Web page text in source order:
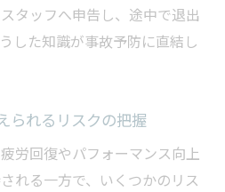
タッフへ申告し、途中で退出
した知識が事故予防に直結し
られるリスクの把握
労回復やパフォーマンス向上
れる一方で、いくつかのリス